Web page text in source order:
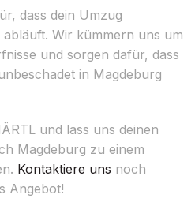
dass dein Umzug
Wir kümmern uns um
und sorgen dafür, dass
in Magdeburg
und lass uns deinen
Magdeburg zu einem
Kontaktiere uns noch
Angebot!